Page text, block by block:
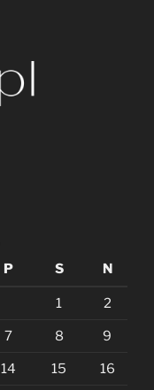
P S N
1 2
7 8 9
14 15 16